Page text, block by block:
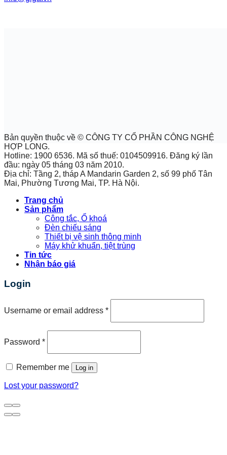
Bản quyền thuộc về © CÔNG TY CỔ PHẦN CÔNG NGHỆ
HỢP LONG.
Hotline: 1900 6536. Mã số thuế: 0104509916. Đăng ký lần
đầu: ngày 05 tháng 03 năm 2010.
Địa chỉ: Tầng 2, tháp A Mandarin Garden 2, số 99 phố Tân
Mai, Phường Tương Mai, TP. Hà Nội.
Trang chủ
Sản phẩm
Công tắc, Ổ khoá
Đèn chiếu sáng
Thiết bị vệ sinh thông minh
Máy khử khuẩn, tiệt trùng
Tin tức
Nhận báo giá
Login
Username or email address *
Password *
Remember me Log in
Lost your password?